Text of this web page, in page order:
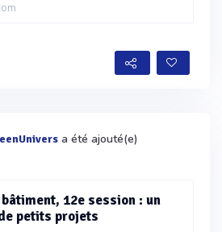
a été ajouté(e)
12e session : un
petits projets